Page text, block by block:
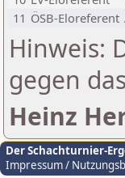
11 ÖSB-Eloreferent
Hinweis:
gegen
Heinz
Der Schachturnier-
Impressum /